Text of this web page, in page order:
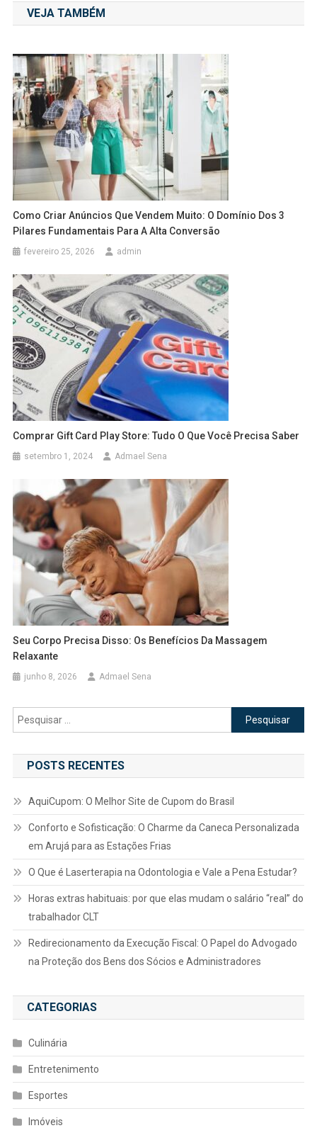
Post
VEJA TAMBÉM
Como Criar Anúncios Que Vendem Muito: O Domínio Dos 3
Pilares Fundamentais Para A Alta Conversão
fevereiro 25, 2026 admin
Comprar Gift Card Play Store: Tudo O Que Você Precisa Saber
setembro 1, 2024 Admael Sena
Seu Corpo Precisa Disso: Os Benefícios Da Massagem
Relaxante
junho 8, 2026 Admael Sena
Pesquisar
por:
POSTS RECENTES
AquiCupom: O Melhor Site de Cupom do Brasil
Conforto e Sofisticação: O Charme da Caneca Personalizada
em Arujá para as Estações Frias
O Que é Laserterapia na Odontologia e Vale a Pena Estudar?
Horas extras habituais: por que elas mudam o salário “real” do
trabalhador CLT
Redirecionamento da Execução Fiscal: O Papel do Advogado
na Proteção dos Bens dos Sócios e Administradores
CATEGORIAS
Culinária
Entretenimento
Esportes
Imóveis